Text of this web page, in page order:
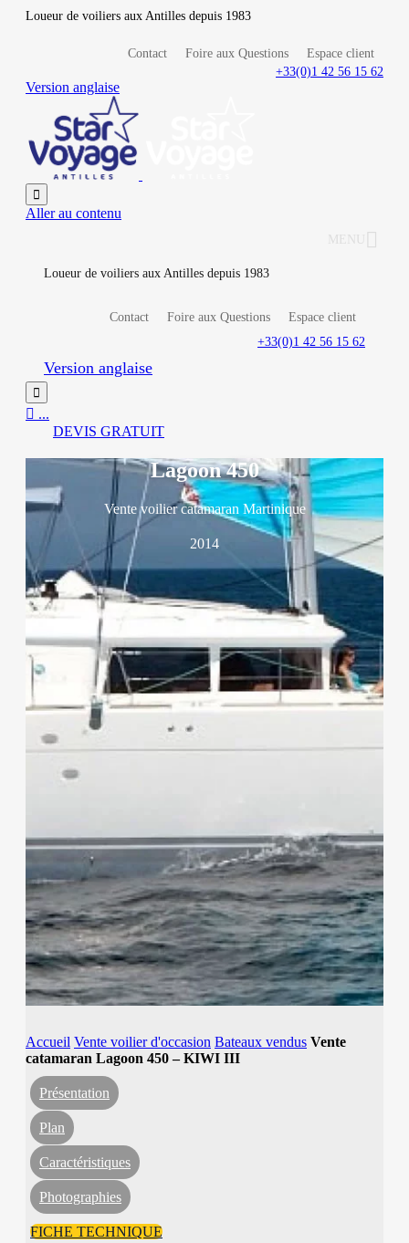
Loueur de voiliers aux Antilles depuis 1983
Contact Foire aux Questions
Espace client
+33(0)1 42 56 15 62
Version anglaise

Aller au contenu
MENU
Loueur de voiliers aux Antilles depuis 1983
Contact Foire aux Questions
Espace client
+33(0)1 42 56 15 62
Version anglaise

 ...
DEVIS GRATUIT
Lagoon 450
Vente voilier catamaran Martinique
2014
Accueil Vente voilier d'occasion Bateaux vendus Vente
catamaran Lagoon 450 – KIWI III
Présentation
Plan
Caractéristiques
Photographies
FICHE TECHNIQUE